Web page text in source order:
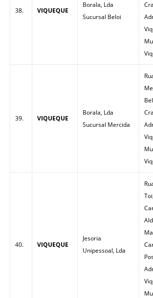
38. VIQUEQUE
Borala, Lda
Sucursal Beloi
39. VIQUEQUE
Borala, Lda
Sucursal Mercida
40. VIQUEQUE
Jesoria
Unipessoal, Lda